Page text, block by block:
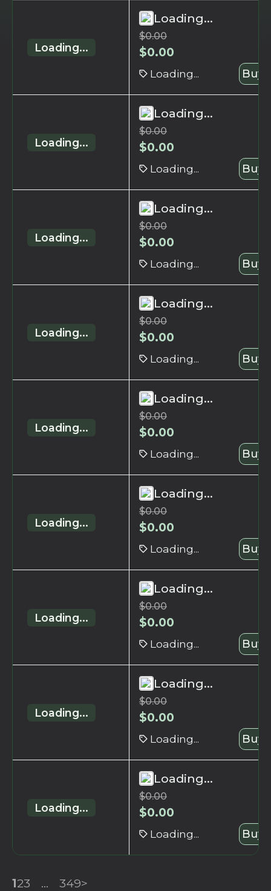
Loading...
Loading...
$0.00
$0.00
Loading... Buy
Loading...
Loading...
$0.00
$0.00
Loading... Buy
Loading...
Loading...
$0.00
$0.00
Loading... Buy
Loading...
Loading...
$0.00
$0.00
Loading... Buy
Loading...
Loading...
$0.00
$0.00
Loading... Buy
Loading...
Loading...
$0.00
$0.00
Loading... Buy
Loading...
Loading...
$0.00
$0.00
Loading... Buy
Loading...
Loading...
$0.00
$0.00
Loading... Buy
Loading...
Loading...
$0.00
$0.00
Loading... Buy
123 ... 349>